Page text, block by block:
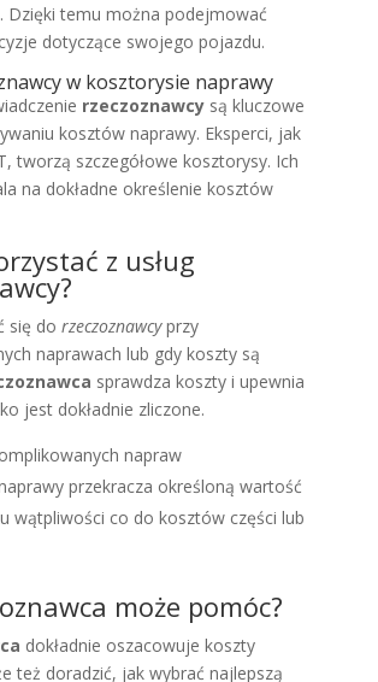
Dzięki temu można podejmować
dotyczące swojego pojazdu.
w kosztorysie naprawy
rzeczoznawcysą kluczowe
kosztów naprawy. Eksperci, jak
tworzą szczegółowe kosztorysy. Ich
na dokładne określenie kosztów
z usług
się do rzeczoznawcyprzy
naprawach lub gdy koszty są
sprawdza koszty i upewnia
jest dokładnie zliczone.
napraw
przekracza określoną wartość
wątpliwości co do kosztów części lub
może pomóc?
dokładnie oszacowuje koszty
też doradzić, jak wybrać najlepszą